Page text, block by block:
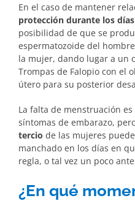
En el caso de mantener
protección durante los
posibilidad de que se
espermatozoide del
la mujer, dando lugar a un
Trompas de Falopio con el
útero para su posterior
La falta de menstruación
síntomas de embarazo,
tercio de las mujeres
manchado en los días en
regla, o tal vez un poco
¿En qué